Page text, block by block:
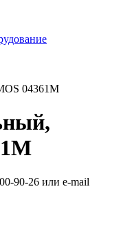
04361М
90-26 или e-mail